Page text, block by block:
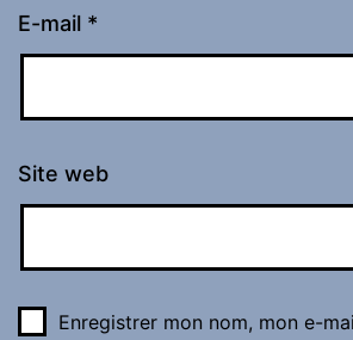
E-mail *
Site web
Enregistrer mon nom, mon e-